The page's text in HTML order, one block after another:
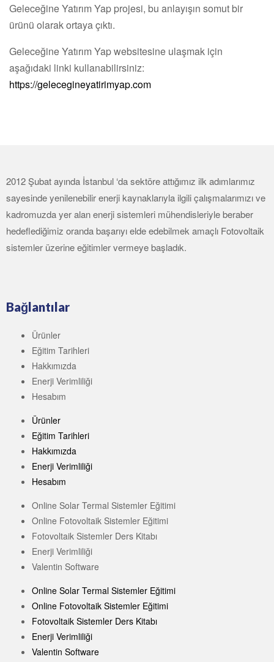
Geleceğine Yatırım Yap projesi, bu anlayışın somut bir
ürünü olarak ortaya çıktı.
Geleceğine Yatırım Yap websitesine ulaşmak için
aşağıdaki linki kullanabilirsiniz:
https://gelecegineyatirimyap.com
2012 Şubat ayında İstanbul ‘da sektöre attığımız ilk adımlarımız
sayesinde yenilenebilir enerji kaynaklarıyla ilgili çalışmalarımızı ve
kadromuzda yer alan enerji sistemleri mühendisleriyle beraber
hedeflediğimiz oranda başarıyı elde edebilmek amaçlı Fotovoltaik
sistemler üzerine eğitimler vermeye başladık.
Bağlantılar
Ürünler
Eğitim Tarihleri
Hakkımızda
Enerji Verimliliği
Hesabım
Ürünler
Eğitim Tarihleri
Hakkımızda
Enerji Verimliliği
Hesabım
Online Solar Termal Sistemler Eğitimi
Online Fotovoltaik Sistemler Eğitimi
Fotovoltaik Sistemler Ders Kitabı
Enerji Verimliliği
Valentin Software
Online Solar Termal Sistemler Eğitimi
Online Fotovoltaik Sistemler Eğitimi
Fotovoltaik Sistemler Ders Kitabı
Enerji Verimliliği
Valentin Software